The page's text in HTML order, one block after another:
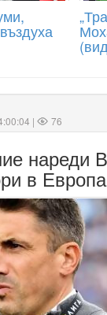
| 76
нареди
в Европа